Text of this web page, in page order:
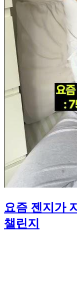
요즘 젠지가
챌린지